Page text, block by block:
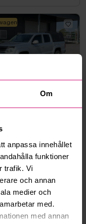
Om
anpassa innehållet
funktioner
trafik. Vi
och annan
medier och
med.
med annan
| 21997 mil |
4d 2h